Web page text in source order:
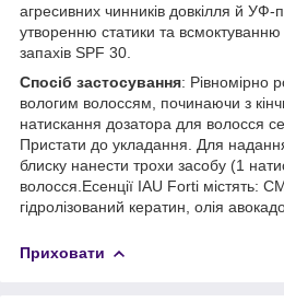
агресивних чинників довкілля й
утворенню статики та
запахів SPF 30.
Спосіб застосування: Рівномірно
вологим волоссям, починаючи з
натискання дозатора для волосся
Пристати до укладання. Для
блиску нанести трохи засобу (1
волосся.Есенції IAU Forti містять:
гідролізований кератин, олія
Приховати